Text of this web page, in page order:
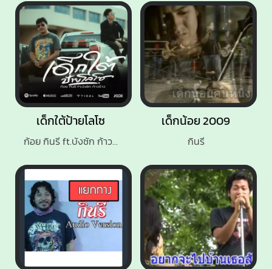
เด็กน้อย 2009
กินรี
เด็กใต้ป้ายโลโซ
ก้อย กินรี ft.บังซัก ก้าวร้าว